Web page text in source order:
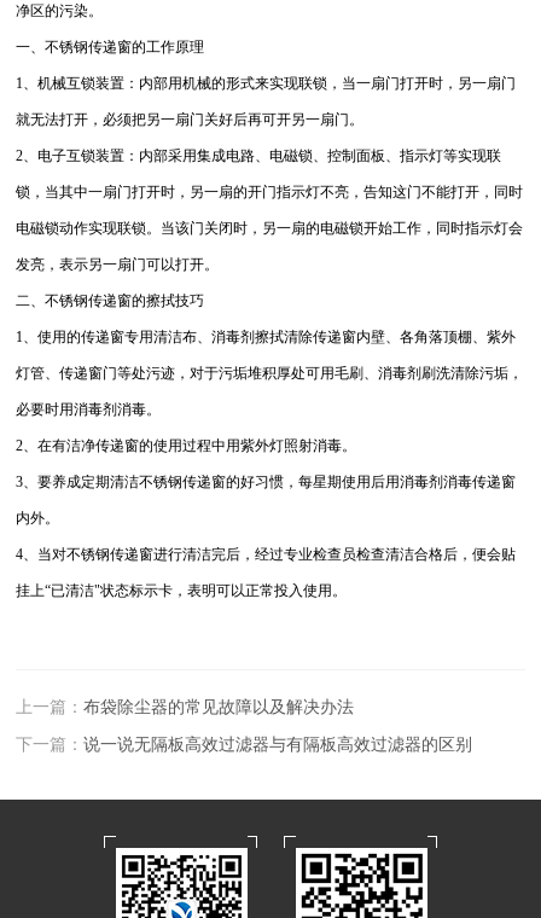
净区的污染。
一、不锈钢传递窗的工作原理
1、机械互锁装置：内部用机械的形式来实现联锁，当一扇门打开时，另一扇门
就无法打开，必须把另一扇门关好后再可开另一扇门。
2、电子互锁装置：内部采用集成电路、电磁锁、控制面板、指示灯等实现联
锁，当其中一扇门打开时，另一扇的开门指示灯不亮，告知这门不能打开，同时
电磁锁动作实现联锁。当该门关闭时，另一扇的电磁锁开始工作，同时指示灯会
发亮，表示另一扇门可以打开。
二、不锈钢传递窗的擦拭技巧
1、使用的传递窗专用清洁布、消毒剂擦拭清除传递窗内壁、各角落顶棚、紫外
灯管、传递窗门等处污迹，对于污垢堆积厚处可用毛刷、消毒剂刷洗清除污垢，
必要时用消毒剂消毒。
2、在有洁净传递窗的使用过程中用紫外灯照射消毒。
3、要养成定期清洁不锈钢传递窗的好习惯，每星期使用后用消毒剂消毒传递窗
内外。
4、当对不锈钢传递窗进行清洁完后，经过专业检查员检查清洁合格后，便会贴
挂上“已清洁"状态标示卡，表明可以正常投入使用。
上一篇：布袋除尘器的常见故障以及解决办法
下一篇：说一说无隔板高效过滤器与有隔板高效过滤器的区别